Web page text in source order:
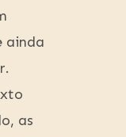
ainda
as